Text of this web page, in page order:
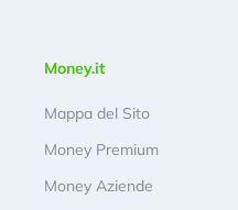
Money.it
Mappa del Sito
Money Premium
Money Aziende